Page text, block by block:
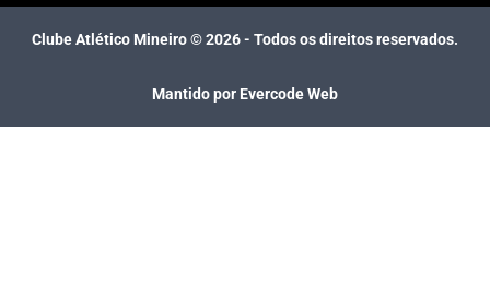
Clube Atlético Mineiro ©2026- Todos os direitos reservados.
Mantido por Evercode Web